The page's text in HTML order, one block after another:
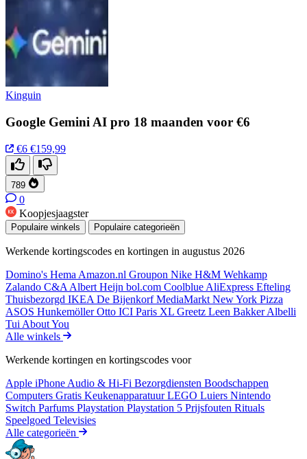
Kinguin
Google Gemini AI pro 18 maanden voor €6
€6 €159,99
789
0
Koopjesjaagster
Populaire winkels Populaire categorieën
Werkende kortingscodes en kortingen in augustus 2026
Domino's Hema Amazon.nl Groupon Nike H&M Wehkamp
Zalando C&A Albert Heijn bol.com Coolblue AliExpress Efteling
Thuisbezorgd IKEA De BijenkorfMediaMarkt New York Pizza
ASOS HunkemöllerOtto ICI Paris XL Greetz Leen BakkerAlbelli
Tui About You
Alle winkels
Werkende kortingen en kortingscodes voor
Apple iPhone Audio & Hi-Fi Bezorgdiensten Boodschappen
Computers Gratis KeukenapparatuurLEGO Luiers Nintendo
Switch Parfums Playstation Playstation 5 Prijsfouten Rituals
Speelgoed Televisies
Alle categorieën